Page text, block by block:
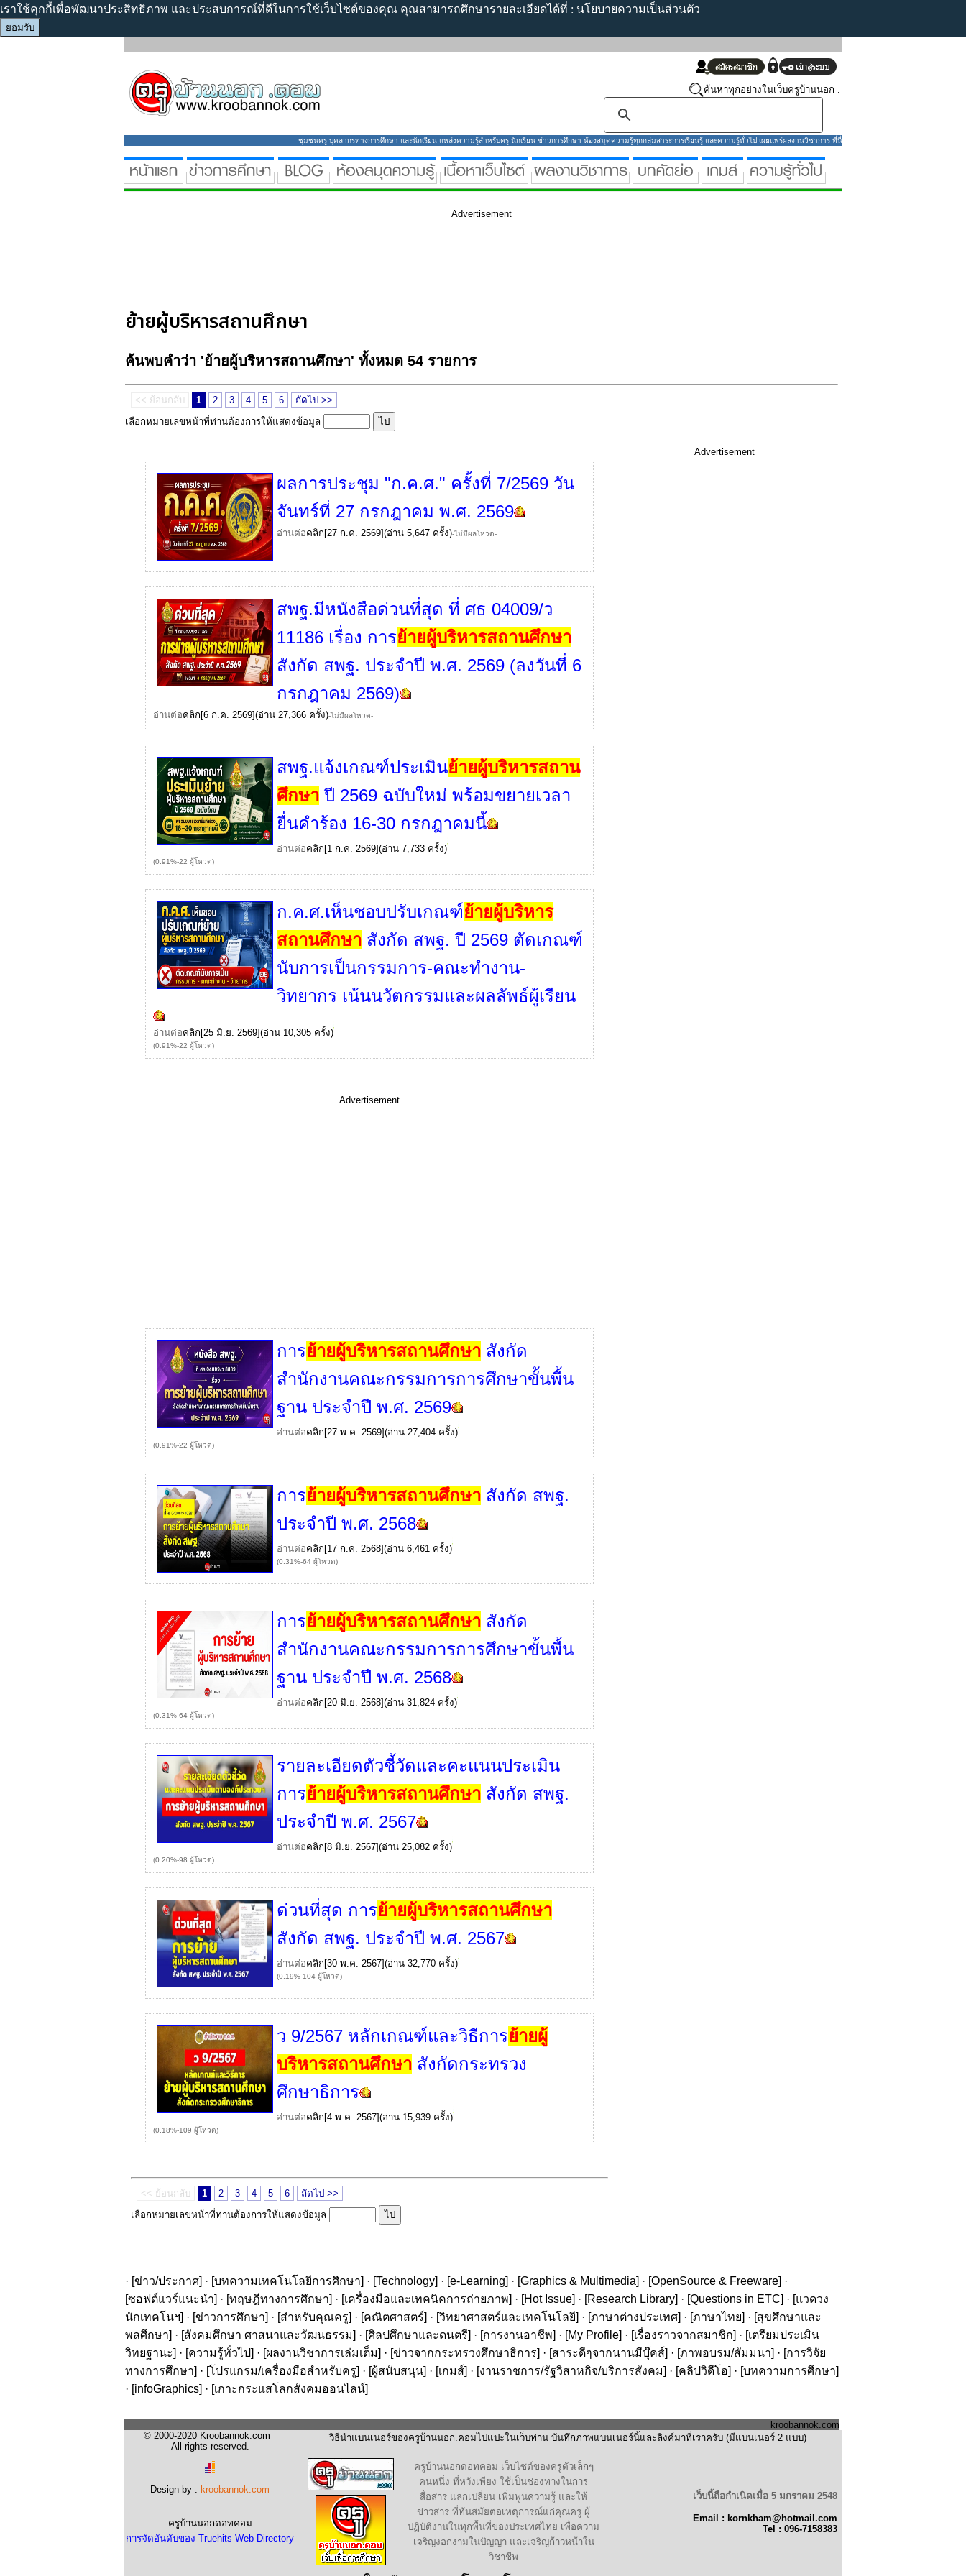
เราใช้คุกกี้เพื่อพัฒนาประสิทธิภาพ และประสบการณ์ที่ดีในการใช้เว็บไซต์ของคุณ คุณสามารถศึกษารายละเอียดได้ที่ : นโยบายความเป็นส่วนตัว
ยอมรับ
ค้นหาทุกอย่างในเว็บครูบ้านนอก :
ชุมชนครู บุคลากรทางการศึกษา และนักเรียน แหล่งความรู้สำหรับครู นักเรียน ข่าวการศึกษา ห้องสมุดความรู้ทุกกลุ่มสาระการเรียนรู้ และความรู้ทั่วไป เผยแพร่ผลงานวิชาการ ที่นี่
Advertisement
ย้ายผู้บริหารสถานศึกษา
ค้นพบคำว่า 'ย้ายผู้บริหารสถานศึกษา' ทั้งหมด 54 รายการ
<< ย้อนกลับ 1 2 3 4 5 6
ถัดไป >>
เลือกหมายเลขหน้าที่ท่านต้องการให้แสดงข้อมูล
ผลการประชุม "ก.ค.ศ." ครั้งที่ 7/2569 วัน
จันทร์ที่ 27 กรกฎาคม พ.ศ. 2569
อ่านต่อคลิก[27 ก.ค. 2569](อ่าน 5,647 ครั้ง)-ไม่มีผลโหวต-
สพฐ.มีหนังสือด่วนที่สุด ที่ ศธ 04009/ว
11186 เรื่อง การย้ายผู้บริหารสถานศึกษา
สังกัด สพฐ. ประจำปี พ.ศ. 2569 (ลงวันที่ 6
กรกฎาคม 2569)
อ่านต่อคลิก[6 ก.ค. 2569](อ่าน 27,366 ครั้ง)-ไม่มีผลโหวต-
สพฐ.แจ้งเกณฑ์ประเมินย้ายผู้บริหารสถาน
ศึกษา ปี 2569 ฉบับใหม่ พร้อมขยายเวลา
ยื่นคำร้อง 16-30 กรกฎาคมนี้
อ่านต่อคลิก[1 ก.ค. 2569](อ่าน 7,733 ครั้ง)
(0.91%-22 ผู้โหวต)
ก.ค.ศ.เห็นชอบปรับเกณฑ์ย้ายผู้บริหาร
สถานศึกษา สังกัด สพฐ. ปี 2569 ตัดเกณฑ์
นับการเป็นกรรมการ-คณะทำงาน-
วิทยากร เน้นนวัตกรรมและผลลัพธ์ผู้เรียน
อ่านต่อคลิก[25 มิ.ย. 2569](อ่าน 10,305 ครั้ง)
(0.91%-22 ผู้โหวต)
Advertisement
การย้ายผู้บริหารสถานศึกษา สังกัด
สำนักงานคณะกรรมการการศึกษาขั้นพื้น
ฐาน ประจำปี พ.ศ. 2569
อ่านต่อคลิก[27 พ.ค. 2569](อ่าน 27,404 ครั้ง)
(0.91%-22 ผู้โหวต)
การย้ายผู้บริหารสถานศึกษา สังกัด สพฐ.
ประจำปี พ.ศ. 2568
อ่านต่อคลิก[17 ก.ค. 2568](อ่าน 6,461 ครั้ง)
(0.31%-64 ผู้โหวต)
การย้ายผู้บริหารสถานศึกษา สังกัด
สำนักงานคณะกรรมการการศึกษาขั้นพื้น
ฐาน ประจำปี พ.ศ. 2568
อ่านต่อคลิก[20 มิ.ย. 2568](อ่าน 31,824 ครั้ง)
(0.31%-64 ผู้โหวต)
รายละเอียดตัวชี้วัดและคะแนนประเมิน
การย้ายผู้บริหารสถานศึกษา สังกัด สพฐ.
ประจำปี พ.ศ. 2567
อ่านต่อคลิก[8 มิ.ย. 2567](อ่าน 25,082 ครั้ง)
(0.20%-98 ผู้โหวต)
ด่วนที่สุด การย้ายผู้บริหารสถานศึกษา
สังกัด สพฐ. ประจำปี พ.ศ. 2567
อ่านต่อคลิก[30 พ.ค. 2567](อ่าน 32,770 ครั้ง)
(0.19%-104 ผู้โหวต)
ว 9/2567 หลักเกณฑ์และวิธีการย้ายผู้
บริหารสถานศึกษา สังกัดกระทรวง
ศึกษาธิการ
อ่านต่อคลิก[4 พ.ค. 2567](อ่าน 15,939 ครั้ง)
(0.18%-109 ผู้โหวต)
<< ย้อนกลับ 1 2 3 4 5 6
ถัดไป >>
เลือกหมายเลขหน้าที่ท่านต้องการให้แสดงข้อมูล
Advertisement
· [ข่าว/ประกาศ] · [บทความเทคโนโลยีการศึกษา] · [Technology] · [e-Learning] · [Graphics & Multimedia] · [OpenSource & Freeware] ·
[ซอฟต์แวร์แนะนำ] · [ทฤษฎีทางการศึกษา] · [เครื่องมือและเทคนิคการถ่ายภาพ] · [Hot Issue] · [Research Library] · [Questions in ETC] · [แวดวง
นักเทคโนฯ] · [ข่าวการศึกษา] · [สำหรับคุณครู] · [คณิตศาสตร์] · [วิทยาศาสตร์และเทคโนโลยี] · [ภาษาต่างประเทศ] · [ภาษาไทย] · [สุขศึกษาและ
พลศึกษา] · [สังคมศึกษา ศาสนาและวัฒนธรรม] · [ศิลปศึกษาและดนตรี] · [การงานอาชีพ] · [My Profile] · [เรื่องราวจากสมาชิก] · [เตรียมประเมิน
วิทยฐานะ] · [ความรู้ทั่วไป] · [ผลงานวิชาการเล่มเต็ม] · [ข่าวจากกระทรวงศึกษาธิการ] · [สาระดีๆจากนานมีบุ๊คส์] · [ภาพอบรม/สัมมนา] · [การวิจัย
ทางการศึกษา] · [โปรแกรม/เครื่องมือสำหรับครู] · [ผู้สนับสนุน] · [เกมส์] · [งานราชการ/รัฐวิสาหกิจ/บริการสังคม] · [คลิปวิดีโอ] · [บทความการศึกษา]
· [infoGraphics] · [เกาะกระแสโลกสังคมออนไลน์]
kroobannok.com
© 2000-2020 Kroobannok.com
All rights reserved.
Design by : kroobannok.com
ครูบ้านนอกดอทคอม
การจัดอันดับของ Truehits Web Directory
วิธีนำแบนเนอร์ของครูบ้านนอก.คอมไปแปะในเว็บท่าน บันทึกภาพแบนเนอร์นี้และลิงค์มาที่เราครับ (มีแบนเนอร์ 2 แบบ)
ครูบ้านนอกดอทคอม เว็บไซต์ของครูตัวเล็กๆ
คนหนึ่ง ที่หวังเพียง ใช้เป็นช่องทางในการ
สื่อสาร แลกเปลี่ยน เพิ่มพูนความรู้ และให้
ข่าวสาร ที่ทันสมัยต่อเหตุการณ์แก่คุณครู ผู้
ปฏิบัติงานในทุกพื้นที่ของประเทศไทย เพื่อความ
เจริญงอกงามในปัญญา และเจริญก้าวหน้าใน
วิชาชีพ
เว็บนี้ถือกำเนิดเมื่อ 5 มกราคม 2548
Email : kornkham@hotmail.com
Tel : 096-7158383